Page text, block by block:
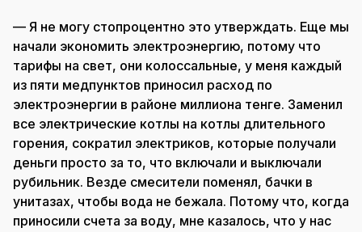
— Я не могу стопроцентно это утверждать. Еще мы
начали экономить электроэнергию, потому что
тарифы на свет, они колоссальные, у меня каждый
из пяти медпунктов приносил расход по
электроэнергии в районе миллиона тенге. Заменил
все электрические котлы на котлы длительного
горения, сократил электриков, которые получали
деньги просто за то, что включали и выключали
рубильник. Везде смесители поменял, бачки в
унитазах, чтобы вода не бежала. Потому что, когда
приносили счета за воду, мне казалось, что у нас